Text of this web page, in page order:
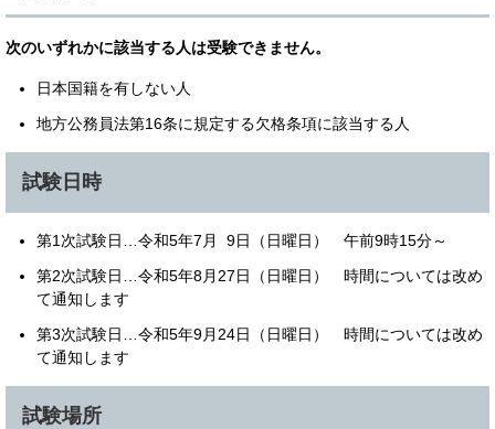
次のいずれかに該当する人は受験できません。
日本国籍を有しない人
地方公務員法第16条に規定する欠格条項に該当する人
試験日時
第1次試験日…令和5年7月 9日（日曜日） 午前9時15分～
第2次試験日…令和5年8月27日（日曜日） 時間については改め
て通知します
第3次試験日…令和5年9月24日（日曜日） 時間については改め
て通知します
試験場所